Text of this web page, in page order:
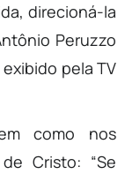
direcioná-la
Peruzzo
exibido pela TV
como nos
Cristo: “Se